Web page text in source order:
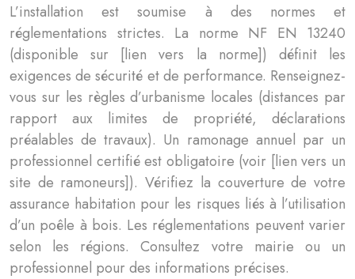
L’installation est soumise à des normes et
réglementations strictes. La norme NF EN 13240
(disponible sur [lien vers la norme]) définit les
exigences de sécurité et de performance. Renseignez-
vous sur les règles d’urbanisme locales (distances par
rapport aux limites de propriété, déclarations
préalables de travaux). Un ramonage annuel par un
professionnel certifié est obligatoire (voir [lien vers un
site de ramoneurs]). Vérifiez la couverture de votre
assurance habitation pour les risques liés à l’utilisation
d’un poêle à bois. Les réglementations peuvent varier
selon les régions. Consultez votre mairie ou un
professionnel pour des informations précises.